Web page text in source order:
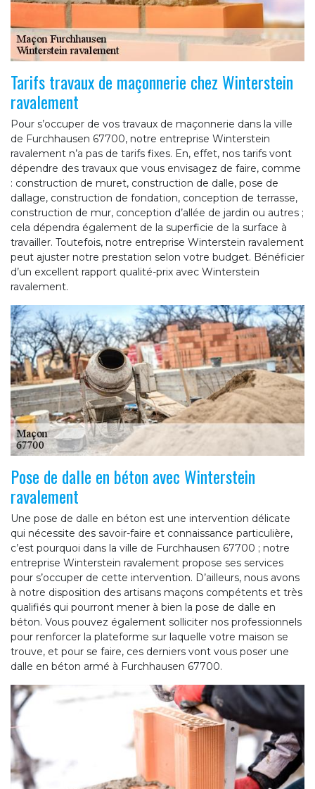
Tarifs travaux de maçonnerie chez Winterstein
ravalement
Pour s’occuper de vos travaux de maçonnerie dans la ville
de Furchhausen 67700, notre entreprise Winterstein
ravalement n’a pas de tarifs fixes. En, effet, nos tarifs vont
dépendre des travaux que vous envisagez de faire, comme
: construction de muret, construction de dalle, pose de
dallage, construction de fondation, conception de terrasse,
construction de mur, conception d’allée de jardin ou autres ;
cela dépendra également de la superficie de la surface à
travailler. Toutefois, notre entreprise Winterstein ravalement
peut ajuster notre prestation selon votre budget. Bénéficier
d’un excellent rapport qualité-prix avec Winterstein
ravalement.
Pose de dalle en béton avec Winterstein
ravalement
Une pose de dalle en béton est une intervention délicate
qui nécessite des savoir-faire et connaissance particulière,
c’est pourquoi dans la ville de Furchhausen 67700 ; notre
entreprise Winterstein ravalement propose ses services
pour s’occuper de cette intervention. D’ailleurs, nous avons
à notre disposition des artisans maçons compétents et très
qualifiés qui pourront mener à bien la pose de dalle en
béton. Vous pouvez également solliciter nos professionnels
pour renforcer la plateforme sur laquelle votre maison se
trouve, et pour se faire, ces derniers vont vous poser une
dalle en béton armé à Furchhausen 67700.